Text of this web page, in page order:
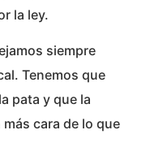
la ley.
siempre
Tenemos que
pata y que la
cara de lo que